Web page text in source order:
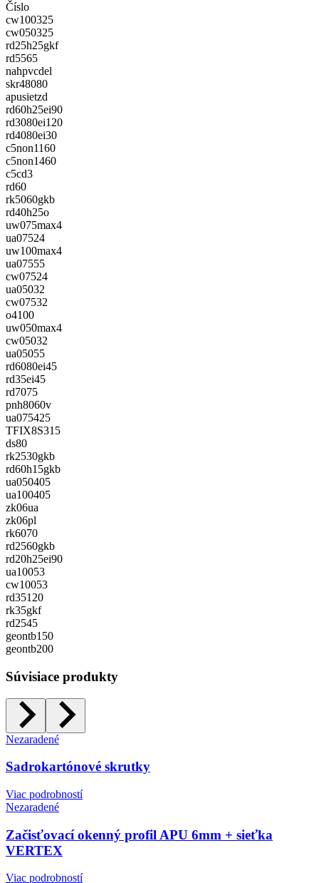
Číslo
cw100325
cw050325
rd25h25gkf
rd5565
nahpvcdel
skr48080
apusietzd
rd60h25ei90
rd3080ei120
rd4080ei30
c5non1160
c5non1460
c5cd3
rd60
rk5060gkb
rd40h25o
uw075max4
ua07524
uw100max4
ua07555
cw07524
ua05032
cw07532
o4100
uw050max4
cw05032
ua05055
rd6080ei45
rd35ei45
rd7075
pnh8060v
ua075425
TFIX8S315
ds80
rk2530gkb
rd60h15gkb
ua050405
ua100405
zk06ua
zk06pl
rk6070
rd2560gkb
rd20h25ei90
ua10053
cw10053
rd35120
rk35gkf
rd2545
geontb150
geontb200
Súvisiace produkty
Nezaradené
Sadrokartónové skrutky
Viac podrobností
Nezaradené
Začisťovací okenný profil APU 6mm + sieťka
VERTEX
Viac podrobností